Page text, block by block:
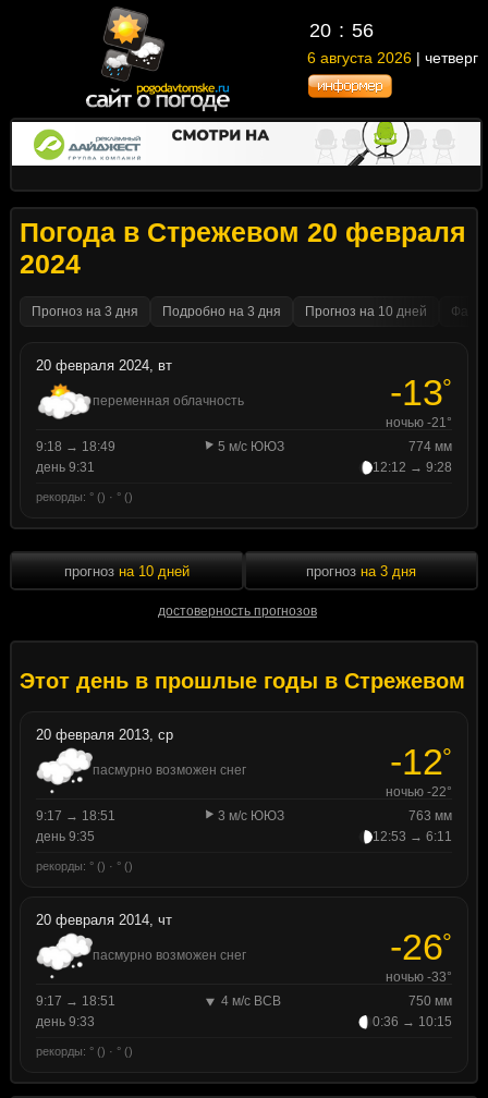
20 56
6 августа 2026 | четверг
Погода в Стрежевом 20 февраля
2024
Прогноз на 3 дня Подробно на 3 дня Прогноз на 10 дней
20 февраля 2024, вт
переменная облачность -13°
ночью -21°
9:18 → 18:49
5 м/с ЮЮЗ
774 мм
день 9:31
12:12 → 9:28
рекорды: ° () · ° ()
прогноз на 10 дней
достоверность прогнозов
прогноз на 3 дня
Этот день в прошлые годы в Стрежевом
20 февраля 2013, ср
пасмурно возможен снег -12°
ночью -22°
9:17 → 18:51
3 м/с ЮЮЗ
763 мм
день 9:35
12:53 → 6:11
рекорды: ° () · ° ()
20 февраля 2014, чт
пасмурно возможен снег -26°
ночью -33°
9:17 → 18:51
4 м/с ВСВ
750 мм
день 9:33
0:36 → 10:15
рекорды: ° () · ° ()